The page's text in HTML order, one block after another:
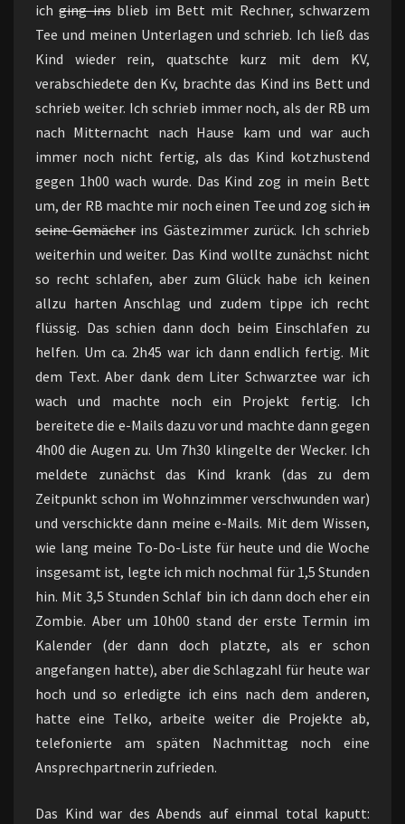
ichging insblieb im Bett mit Rechner, schwarzem
Tee und meinen Unterlagen und schrieb. Ich ließ das
Kind wieder rein, quatschte kurz mit dem KV,
verabschiedete den Kv, brachte das Kind ins Bett und
schrieb weiter. Ich schrieb immer noch, als der RB um
nach Mitternacht nach Hause kam und war auch
immer noch nicht fertig, als das Kind kotzhustend
gegen 1h00 wach wurde. Das Kind zog in mein Bett
um, der RB machte mir noch einen Tee und zog sich in
seine Gemächerins Gästezimmer zurück. Ich schrieb
weiterhin und weiter. Das Kind wollte zunächst nicht
so recht schlafen, aber zum Glück habe ich keinen
allzu harten Anschlag und zudem tippe ich recht
flüssig. Das schien dann doch beim Einschlafen zu
helfen. Um ca. 2h45 war ich dann endlich fertig. Mit
dem Text. Aber dank dem Liter Schwarztee war ich
wach und machte noch ein Projekt fertig. Ich
bereitete die e-Mails dazu vor und machte dann gegen
4h00 die Augen zu. Um 7h30 klingelte der Wecker. Ich
meldete zunächst das Kind krank (das zu dem
Zeitpunkt schon im Wohnzimmer verschwunden war)
und verschickte dann meine e-Mails. Mit dem Wissen,
wie lang meine To-Do-Liste für heute und die Woche
insgesamt ist, legte ich mich nochmal für 1,5 Stunden
hin. Mit 3,5 Stunden Schlaf bin ich dann doch eher ein
Zombie. Aber um 10h00 stand der erste Termin im
Kalender (der dann doch platzte, als er schon
angefangen hatte), aber die Schlagzahl für heute war
hoch und so erledigte ich eins nach dem anderen,
hatte eine Telko, arbeite weiter die Projekte ab,
telefonierte am späten Nachmittag noch eine
Ansprechpartnerin zufrieden.
Das Kind war des Abends auf einmal total kaputt: